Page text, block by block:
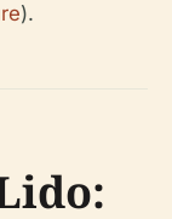
).